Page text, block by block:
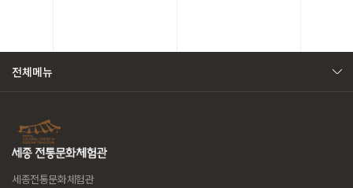
전체메뉴
세종전통문화체험관